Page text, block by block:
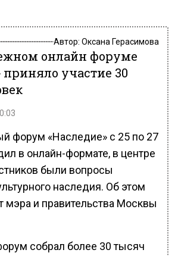
Автор: Оксана Герасимова
онлайн форуме
приняло участие 30
форум «Наследие» с 25 по 27
в онлайн-формате, в центре
были вопросы
наследия. Об этом
мэра и правительства Москвы
собрал более 30 тысяч